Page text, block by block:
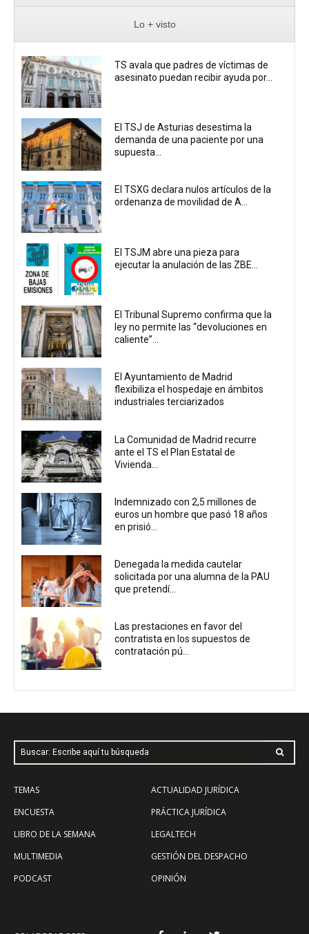
Lo + visto
TS avala que padres de víctimas de
asesinato puedan recibir ayuda por...
El TSJ de Asturias desestima la
demanda de una paciente por una
supuesta...
El TSXG declara nulos artículos de la
ordenanza de movilidad de A...
El TSJM abre una pieza para
ejecutar la anulación de las ZBE...
El Tribunal Supremo confirma que la
ley no permite las “devoluciones en
caliente”...
El Ayuntamiento de Madrid
flexibiliza el hospedaje en ámbitos
industriales terciarizados
La Comunidad de Madrid recurre
ante el TS el Plan Estatal de
Vivienda...
Indemnizado con 2,5 millones de
euros un hombre que pasó 18 años
en prisió...
Denegada la medida cautelar
solicitada por una alumna de la PAU
que pretendí...
Las prestaciones en favor del
contratista en los supuestos de
contratación pú...
Buscar: Escribe aquí tu búsqueda
TEMAS
ENCUESTA
LIBRO DE LA SEMANA
MULTIMEDIA
PODCAST
ACTUALIDAD JURÍDICA
PRÁCTICA JURÍDICA
LEGALTECH
GESTIÓN DEL DESPACHO
OPINIÓN